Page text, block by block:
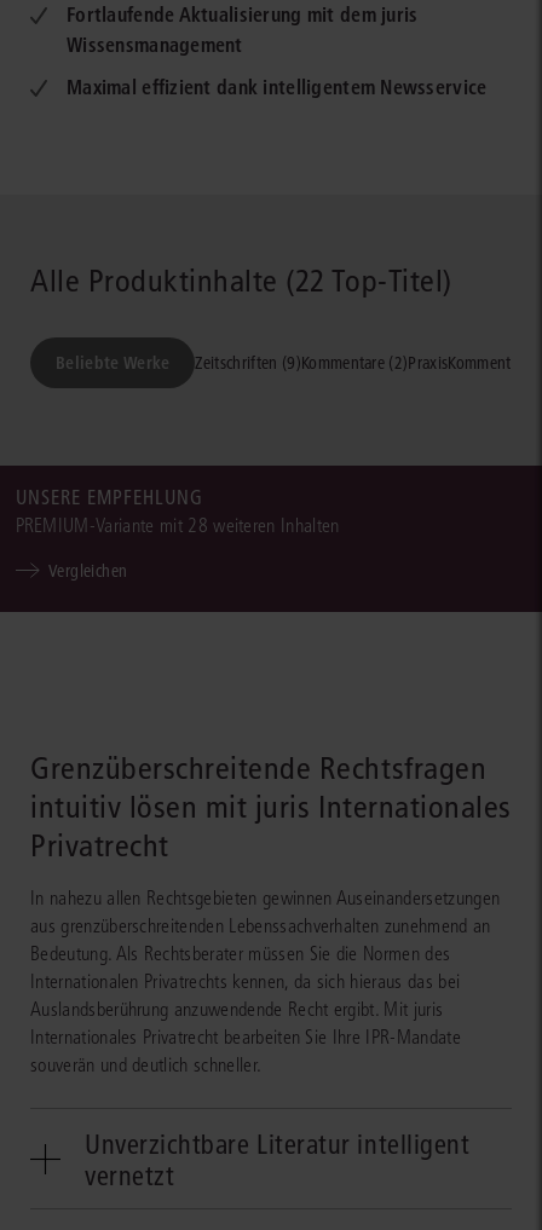
Fortlaufende Aktualisierung mit dem juris
Wissensmanagement
Maximal effizient dank intelligentem Newsservice
Alle Produktinhalte (22 Top-Titel)
Beliebte Werke Zeitschriften (9)Kommentare (2)PraxisKommentare
Premiumlösung
UNSERE EMPFEHLUNG
PREMIUM-Variante mit 28 weiteren Inhalten
Vergleichen
Grenzüberschreitende Rechtsfragen
intuitiv lösen mit juris Internationales
Privatrecht
In nahezu allen Rechtsgebieten gewinnen Auseinandersetzungen
aus grenzüberschreitenden Lebenssachverhalten zunehmend an
Bedeutung. Als Rechtsberater müssen Sie die Normen des
Internationalen Privatrechts kennen, da sich hieraus das bei
Auslandsberührung anzuwendende Recht ergibt. Mit juris
Internationales Privatrecht bearbeiten Sie Ihre IPR-Mandate
souverän und deutlich schneller.
Unverzichtbare Literatur intelligent
vernetzt